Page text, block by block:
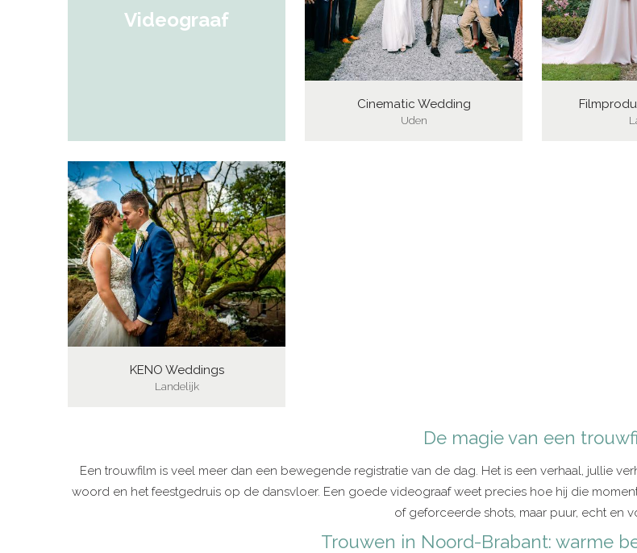
Videograaf
Cinematic Wedding
Uden
KENO Weddings
Landelijk
De magie van een
Een trouwfilm is veel meer dan een bewegende registratie van de dag. Het is een verhaal, jullie
woord en het feestgedruis op de dansvloer. Een goede videograaf weet precies hoe hij die
of geforceerde shots, maar puur, echt en
Trouwen in Noord-Brabant: warme